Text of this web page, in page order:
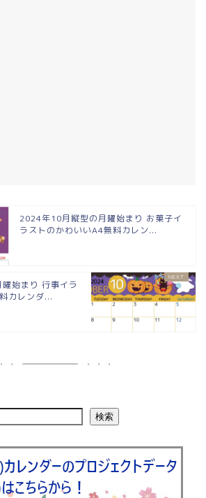
2024年10月縦型の月曜始まり お菓子イ
ラストのかわいいA4無料カレン...
始まり 行事イラ
カレンダ...
検索